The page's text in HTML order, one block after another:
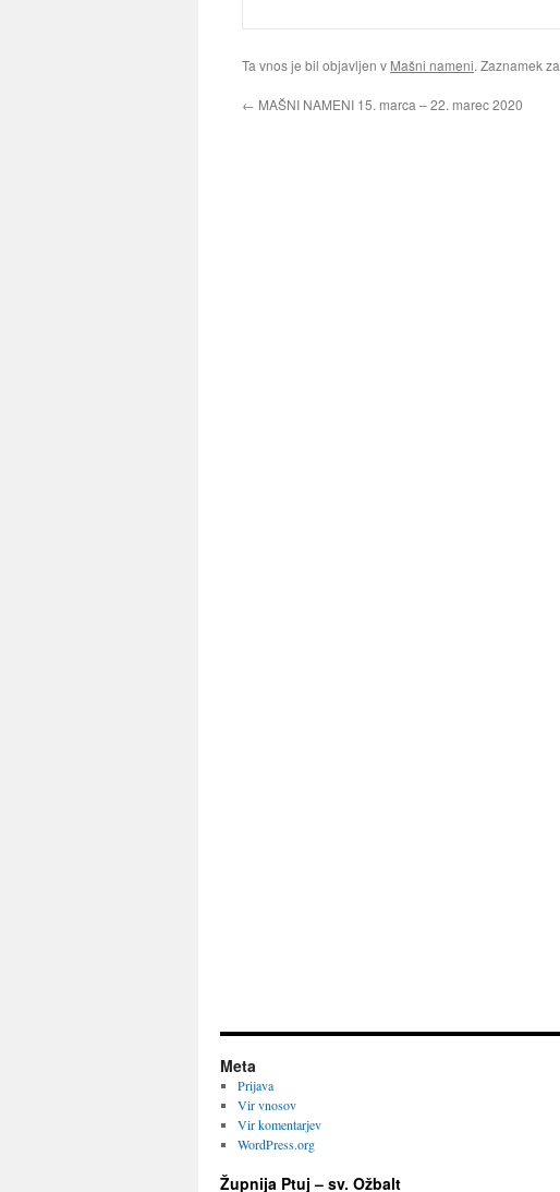
Ta vnos je bil objavljen v Mašni nameni. Zaznamek za
← MAŠNI NAMENI 15. marca – 22. marec 2020
Meta
Prijava
Vir vnosov
Vir komentarjev
WordPress.org
Župnija Ptuj – sv. Ožbalt